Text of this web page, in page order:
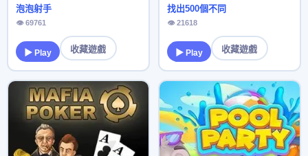
泡泡射手
👁 69761
▶ Play 收藏遊戲
找出500個不同
👁 21618
▶ Play 收藏遊戲